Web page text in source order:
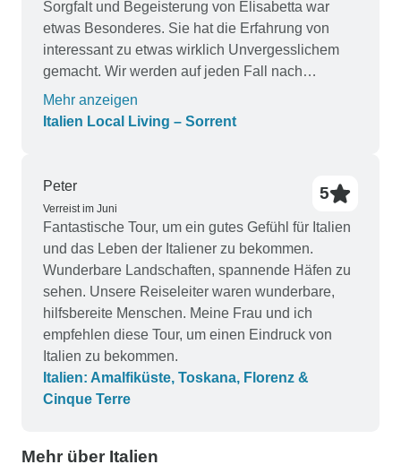
weiterempfehlen.
Sorgfalt und Begeisterung von Elisabetta war
etwas Besonderes. Sie hat die Erfahrung von
interessant zu etwas wirklich Unvergesslichem
gemacht. Wir werden auf jeden Fall nach
weiteren Erlebnissen mit G Adventures suchen -
Paul und Deb
Mehr anzeigen
Italien Local Living – Sorrent
Peter
Verreist im Juni
5
Fantastische Tour, um ein gutes Gefühl für Italien
und das Leben der Italiener zu bekommen.
Wunderbare Landschaften, spannende Häfen zu
sehen. Unsere Reiseleiter waren wunderbare,
hilfsbereite Menschen. Meine Frau und ich
empfehlen diese Tour, um einen Eindruck von
Italien zu bekommen.
Italien: Amalfiküste, Toskana, Florenz &
Cinque Terre
Mehr über Italien